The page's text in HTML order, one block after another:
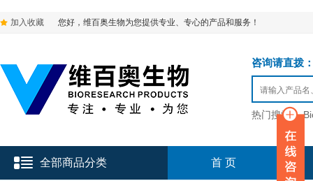
加入收藏 您好，维百奥生物为您提供专业、专心的产品和服务！
咨询请直拨
热门搜索：
全部商品分类 首 页